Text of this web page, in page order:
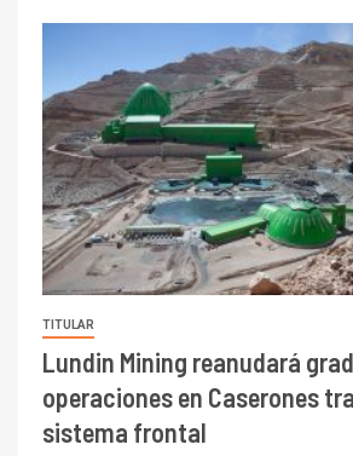
TITULAR
Lundin Mining reanudará
operaciones en Caserones
sistema frontal